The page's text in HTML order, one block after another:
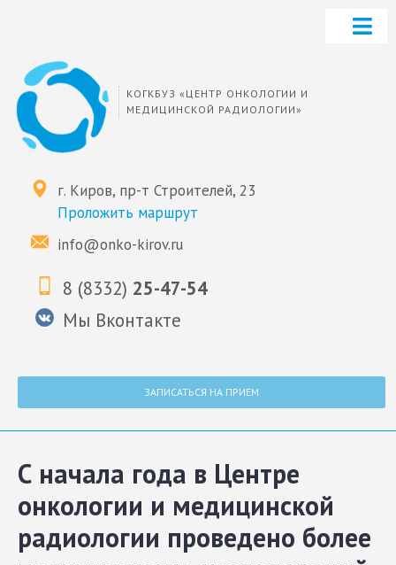
КОГКБУЗ «ЦЕНТР ОНКОЛОГИИ И
МЕДИЦИНСКОЙ РАДИОЛОГИИ»
г. Киров, пр-т Строителей, 23
Проложить маршрут
info@onko-kirov.ru
8 (8332) 25-47-54
Мы Вконтакте
ЗАПИСАТЬСЯ НА ПРИЕМ
С начала года в Центре
онкологии и медицинской
радиологии проведено более